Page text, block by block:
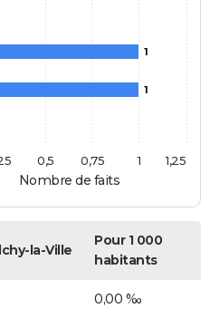
Nombre de faits
1
1
1
0,5 0,75 1,25
la-Ville
Pour 1 000
habitants
0,00 ‰